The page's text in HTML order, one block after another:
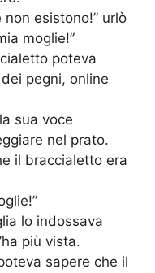
esistono!” urlò
moglie!”
poteva
pegni, online
sua voce
nel prato.
il braccialetto era
lo indossava
più vista.
sapere che il